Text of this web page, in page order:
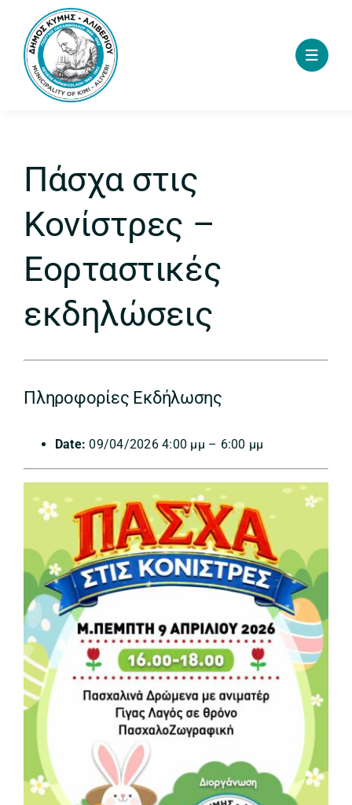
content
Πάσχα στις
Κονίστρες –
Εορταστικές
εκδηλώσεις
Πληροφορίες Εκδήλωσης
Date: 09/04/2026 4:00 μμ – 6:00 μμ